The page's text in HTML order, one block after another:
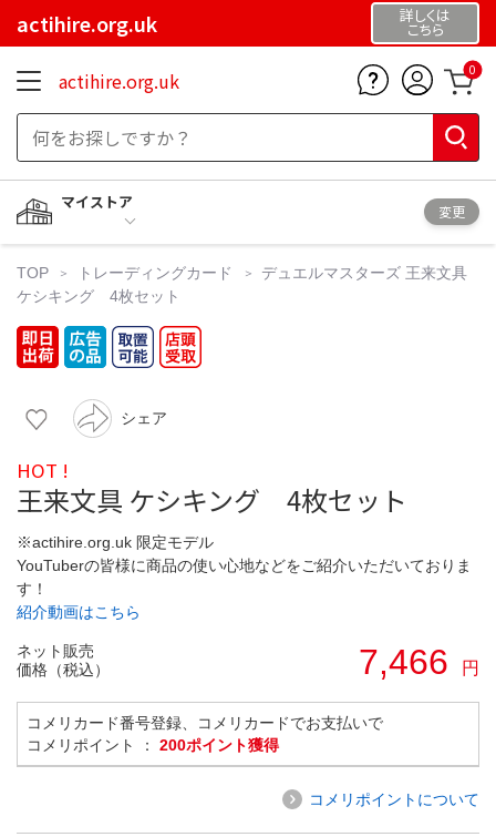
actihire.org.uk 詳しくは
こちら
actihire.org.uk 0
マイストア
変更
TOP トレーディングカード デュエルマスターズ 王来文具
ケシキング 4枚セット
シェア
HOT !
王来文具 ケシキング 4枚セット
※actihire.org.uk 限定モデル
YouTuberの皆様に商品の使い心地などをご紹介いただいておりま
す！
紹介動画はこちら
ネット販売
価格（税込）
7,466 円
コメリカード番号登録、コメリカードでお支払いで
コメリポイント ： 200ポイント獲得
コメリポイントについて